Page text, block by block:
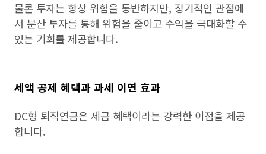
물론 투자는 항상 위험을 동반하지만, 장기적인 관점에
서 분산 투자를 통해 위험을 줄이고 수익을 극대화할 수
있는 기회를 제공합니다.
세액 공제 혜택과 과세 이연 효과
DC형 퇴직연금은 세금 혜택이라는 강력한 이점을 제공
합니다.